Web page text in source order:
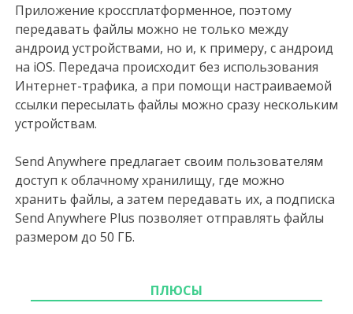
Приложение кроссплатформенное, поэтому
передавать файлы можно не только между
андроид устройствами, но и, к примеру, с андроид
на iOS. Передача происходит без использования
Интернет-трафика, а при помощи настраиваемой
ссылки пересылать файлы можно сразу нескольким
устройствам.
Send Anywhere предлагает своим пользователям
доступ к облачному хранилищу, где можно
хранить файлы, а затем передавать их, а подписка
Send Anywhere Plus позволяет отправлять файлы
размером до 50 ГБ.
ПЛЮСЫ